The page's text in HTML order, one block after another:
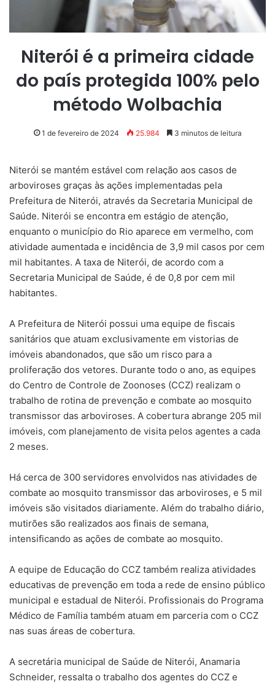
Niterói é a primeira cidade
do país protegida 100% pelo
método Wolbachia
1 de fevereiro de 2024 25.984 3 minutos de leitura
Niterói se mantém estável com relação aos casos de
arboviroses graças às ações implementadas pela
Prefeitura de Niterói, através da Secretaria Municipal de
Saúde. Niterói se encontra em estágio de atenção,
enquanto o município do Rio aparece em vermelho, com
atividade aumentada e incidência de 3,9 mil casos por cem
mil habitantes. A taxa de Niterói, de acordo com a
Secretaria Municipal de Saúde, é de 0,8 por cem mil
habitantes.
A Prefeitura de Niterói possui uma equipe de fiscais
sanitários que atuam exclusivamente em vistorias de
imóveis abandonados, que são um risco para a
proliferação dos vetores. Durante todo o ano, as equipes
do Centro de Controle de Zoonoses (CCZ) realizam o
trabalho de rotina de prevenção e combate ao mosquito
transmissor das arboviroses. A cobertura abrange 205 mil
imóveis, com planejamento de visita pelos agentes a cada
2 meses.
Há cerca de 300 servidores envolvidos nas atividades de
combate ao mosquito transmissor das arboviroses, e 5 mil
imóveis são visitados diariamente. Além do trabalho diário,
mutirões são realizados aos finais de semana,
intensificando as ações de combate ao mosquito.
A equipe de Educação do CCZ também realiza atividades
educativas de prevenção em toda a rede de ensino público
municipal e estadual de Niterói. Profissionais do Programa
Médico de Família também atuam em parceria com o CCZ
nas suas áreas de cobertura.
A secretária municipal de Saúde de Niterói, Anamaria
Schneider, ressalta o trabalho dos agentes do CCZ e